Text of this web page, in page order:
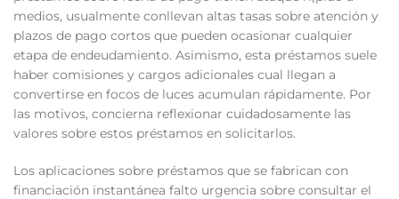
medios, usualmente conllevan altas tasas sobre atención y
plazos de pago cortos que pueden ocasionar cualquier
etapa de endeudamiento. Asimismo, esta préstamos suele
haber comisiones y cargos adicionales cual llegan a
convertirse en focos de luces acumulan rápidamente. Por
las motivos, concierna reflexionar cuidadosamente las
valores sobre estos préstamos en solicitarlos.
Los aplicaciones sobre préstamos que se fabrican con
financiación instantánea falto urgencia sobre consultar el